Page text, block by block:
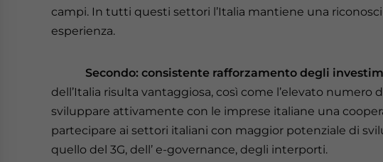
campi. In tutti questi settori l’Italia mantiene una
esperienza.
Secondo: consistente rafforzamento degli
dell’Italia risulta vantaggiosa, così come l’elevato
sviluppare attivamente con le imprese italiane una
partecipare ai settori italiani con maggior potenziale di
quello del 3G, dell’ e-governance, degli interporti.